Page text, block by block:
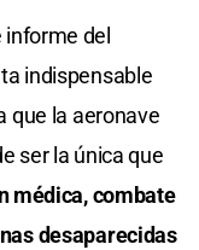
informe del
indispensable
que la aeronave
ser la única que
médica, combate
desaparecidas